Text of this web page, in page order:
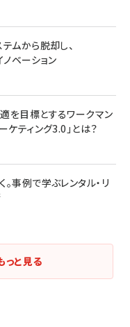
ムから脱却し、
ベーション
を目標とするワークマン
ケティング3.0」とは？
事例で学ぶレンタル・リ
っと見る